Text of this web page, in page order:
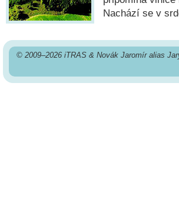
Nachází se v
© 2009–2026 iTRAS & Novák Jaromír alias